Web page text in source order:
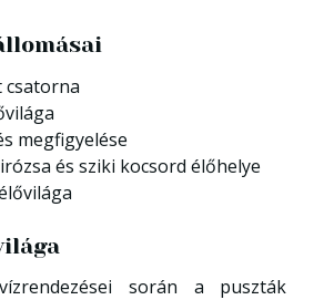
csatorna
megfigyelése
és sziki kocsord élőhelye
során a puszták